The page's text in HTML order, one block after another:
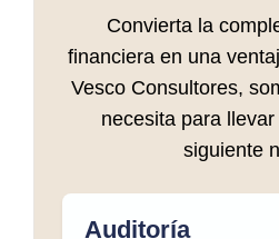
Convierta la
financiera en una
Vesco Consultores,
necesita para llevar
siguiente
Auditoría